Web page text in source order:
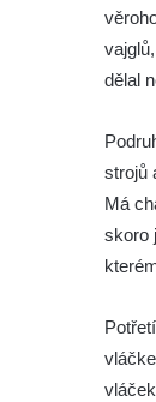
dělal
strojů
Má
skoro